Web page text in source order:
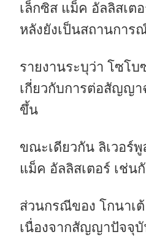
เล็กซิส แม็ค อัลลิสเต
หลังยังเป็นสถานกา
รายงานระบุว่า โซโ
เกี่ยวกับการต่อสัญญา
ขึ้น
ขณะเดียวกัน ลิเวอร์พู
แม็ค อัลลิสเตอร์ เช่น
ส่วนกรณีของ โกนาเ
เนื่องจากสัญญาปัจจุ